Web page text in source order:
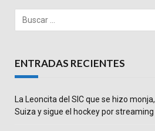
ENTRADAS RECIENTES
La Leoncita del SIC que se hizo
Suiza y sigue el hockey por streaming